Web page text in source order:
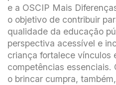
e a OSCIP Mais
o objetivo de contribuir
qualidade da educação
perspectiva acessível e
criança fortalece vínculos
competências
o brincar cumpra,